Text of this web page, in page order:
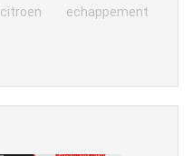
citroen echappement